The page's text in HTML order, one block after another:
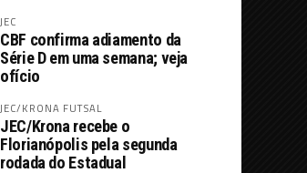
JEC
CBF confirma adiamento da
Série D em uma semana; veja
ofício
JEC/KRONA FUTSAL
JEC/Krona recebe o
Florianópolis pela segunda
rodada do Estadual